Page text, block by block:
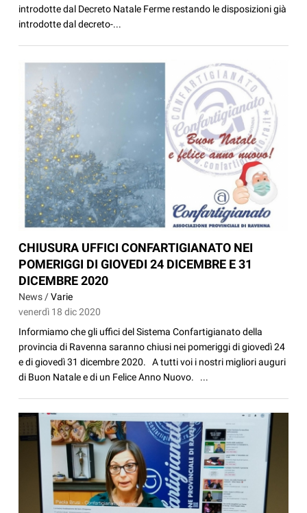
introdotte dal Decreto Natale Ferme restando le disposizioni già
introdotte dal decreto-...
CHIUSURA UFFICI CONFARTIGIANATO NEI
POMERIGGI DI GIOVEDI 24 DICEMBRE E 31
DICEMBRE 2020
News /Varie
venerdì 18 dic 2020
Informiamo che gli uffici del Sistema Confartigianato della
provincia di Ravenna saranno chiusi nei pomeriggi di giovedì 24
e di giovedì 31 dicembre 2020. A tutti voi i nostri migliori auguri
di Buon Natale e di un Felice Anno Nuovo. ...